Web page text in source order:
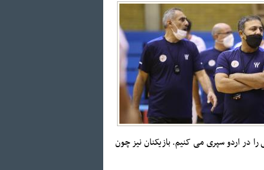
در اردو سپری می کنیم. بازیکنان نیز چون